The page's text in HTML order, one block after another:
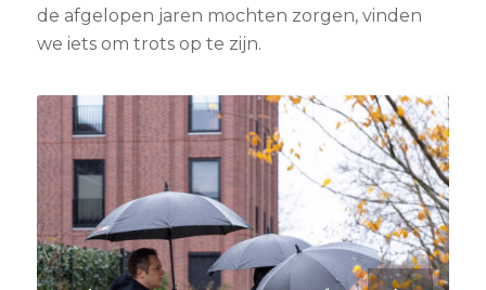
de afgelopen jaren mochten zorgen, vinden
we iets om trots op te zijn.